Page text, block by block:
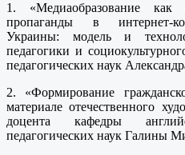
1. «Медиаобразование как
пропаганды в интернет-
Украины: модель и
педагогики и
педагогических наук
2. «Формирование
материале отечественного
доцента кафедры
педагогических наук Галины